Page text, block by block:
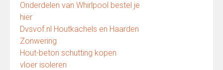
Onderdelen van Whirlpool bestel je
hier
Dvsvof.nl Houtkachels en Haarden
Zonwering
Hout-beton schutting kopen
vloer isoleren